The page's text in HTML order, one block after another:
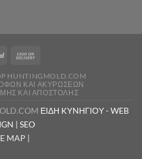
HUNTINGMOLD.COM
ΚΑΙ ΑΚΥΡΩΣΕΩΝ
ΚΑΙ ΑΠΟΣΤΟΛΗΣ
ΕΙΔΗ KYNΗΓΙΟΥ-WEB
| SEO
MAP |